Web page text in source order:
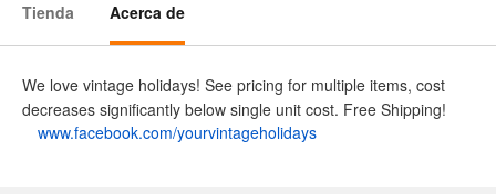
Tienda
Acerca de
We love vintage holidays! See pricing for multiple items, cost
decreases significantly below single unit cost. Free Shipping!
www.facebook.com/yourvintageholidays